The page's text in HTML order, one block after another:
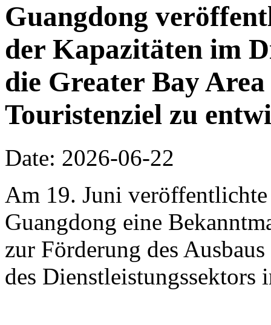
Guangdong
der Kapazitäten im
die Greater Bay
Touristenziel zu
Date: 2026-06-22
Am 19. Juni
Guangdong eine
zur Förderung des
des Dienstleistungssektors